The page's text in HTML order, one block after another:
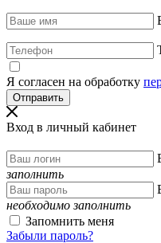
Я согласен на обработку
Вход в личный кабинет
заполнить
необходимо заполнить
Запомнить меня
Забыли пароль?